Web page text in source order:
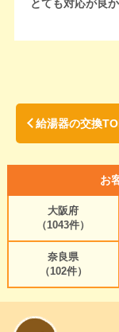
とても対応が良か
給湯器の交換
お
大阪府
（1043件）
奈良県
（102件）